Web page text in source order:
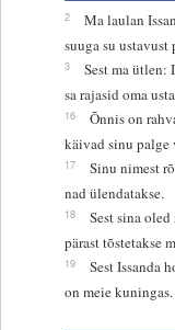
2
Ma laulan
suuga su
3
Sest ma ütlen:
sa rajasid oma
16
Õnnis on
käivad sinu palge
17
Sinu nimest
nad ülendatakse.
18
Sest sina
pärast tõstetakse
19
Sest Issanda
on meie kuningas.